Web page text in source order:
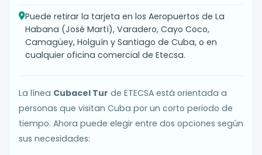
Puede retirar la tarjeta en los Aeropuertos de La
Habana (José Martí), Varadero, Cayo Coco,
Camagüey, Holguín y Santiago de Cuba, o en
cualquier oficina comercial de Etecsa.
La línea Cubacel Tur de ETECSA está orientada a
personas que visitan Cuba por un corto periodo de
tiempo. Ahora puede elegir entre dos opciones según
sus necesidades: